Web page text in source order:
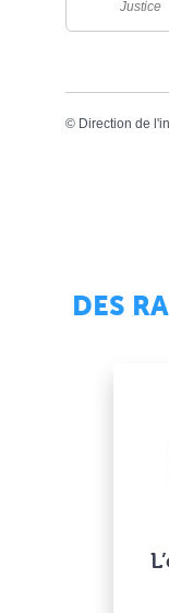
Justice
© Direction de
DES